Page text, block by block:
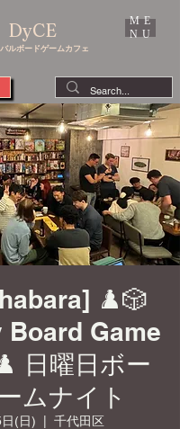
DyCE
ルボードゲームカフェ
ME
NU
♟️🎲
Board Game
日曜日ボー
ムナイト
(日) 千代田区